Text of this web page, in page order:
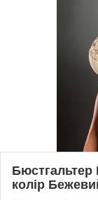
Бюстгальтер
колір